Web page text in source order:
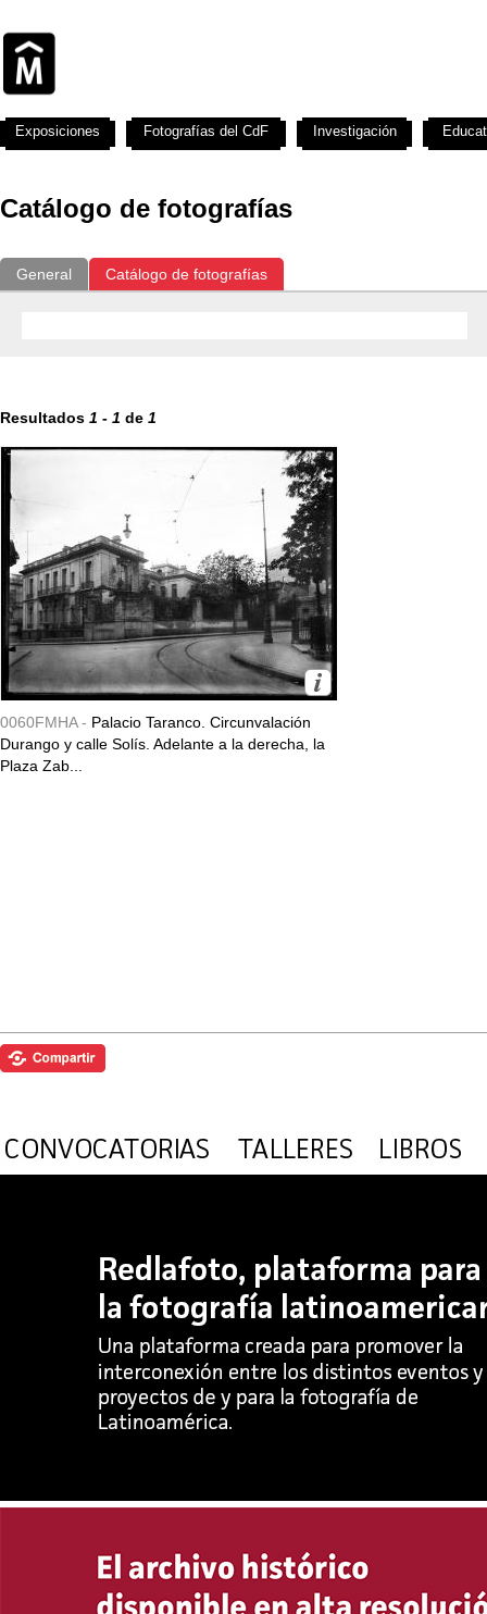
Catálogo de fotografías
General Catálogo de fotografías
Resultados 1 - 1 de 1
0060FMHA - Palacio Taranco. Circunvalación
Durango y calle Solís. Adelante a la derecha, la
Plaza Zab...
Exposiciones Fotografías del CdF Investigación